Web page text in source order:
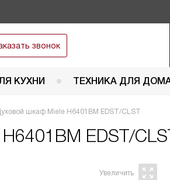
звонок
КУХНИ ТЕХНИКА ДЛЯ
шкаф Miele H6401BM EDST/CLST
EDST/